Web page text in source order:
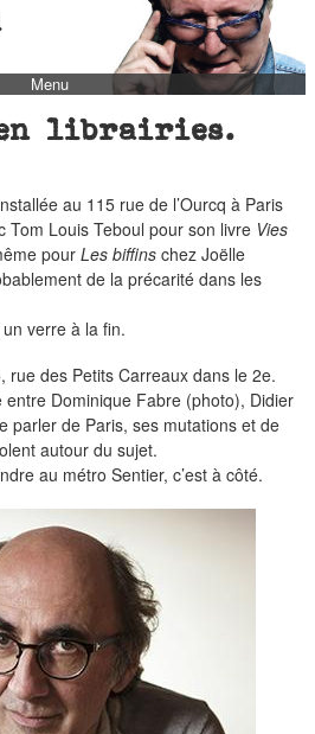
Menu
bio
barbès
music
interviews
polaroid
famille
blog
duos
en librairies.
au 115 rue de l’Ourcq à Paris
Tom Louis Teboul pour son livre Vies
pour Les biffins chez Joëlle
de la précarité dans les
verre à la fin.
rue des Petits Carreaux dans le 2e.
Dominique Fabre (photo), Didier
parler de Paris, ses mutations et de
autour du sujet.
au métro Sentier, c’est à côté.